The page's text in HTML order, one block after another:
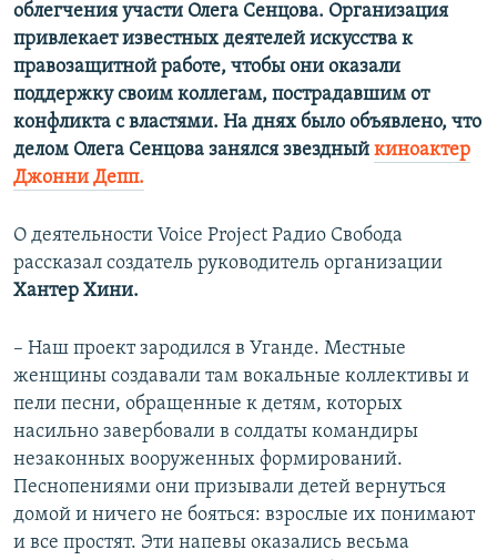
облегчения участи Олега Сенцова. Организация
привлекает известных деятелей искусства к
правозащитной работе, чтобы они оказали
поддержку своим коллегам, пострадавшим от
конфликта с властями. На днях было объявлено, что
делом Олега Сенцова занялся звездный киноактер
Джонни Депп.
О деятельности Voice Project Радио Свобода
рассказал создатель руководитель организации
Хантер Хини.
– Наш проект зародился в Уганде. Местные
женщины создавали там вокальные коллективы и
пели песни, обращенные к детям, которых
насильно завербовали в солдаты командиры
незаконных вооруженных формирований.
Песнопениями они призывали детей вернуться
домой и ничего не бояться: взрослые их понимают
и все простят. Эти напевы оказались весьма